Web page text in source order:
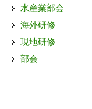
水産業部会
海外研修
現地研修
部会